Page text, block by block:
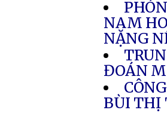
NAM
NẶNG
ĐOÁN
BÙI THỊ